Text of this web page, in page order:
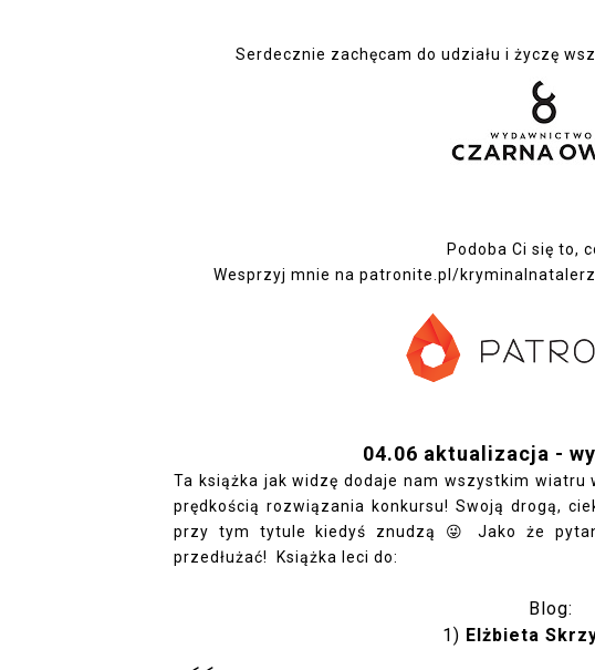
Serdecznie zachęcam do udziału i życzę
Podoba Ci się to,
Wesprzyj mnie napatronite.pl/
04.06 aktualizacja -
Ta książka jak widzę dodaje nam wszystkim
prędkością rozwiązania konkursu! Swoją drogą,
przy tym tytule kiedyś znudzą 😜 Jako że
przedłużać! Książka leci do:
Blog:
1) Elżbieta